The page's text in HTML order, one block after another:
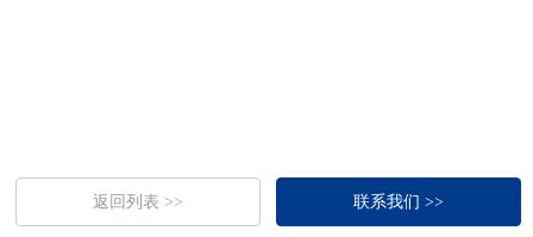
返回列表 >> 联系我们 >>